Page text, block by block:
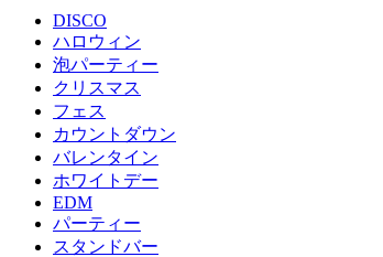
DISCO
ハロウィン
泡パーティー
クリスマス
フェス
カウントダウン
バレンタイン
ホワイトデー
EDM
パーティー
スタンドバー